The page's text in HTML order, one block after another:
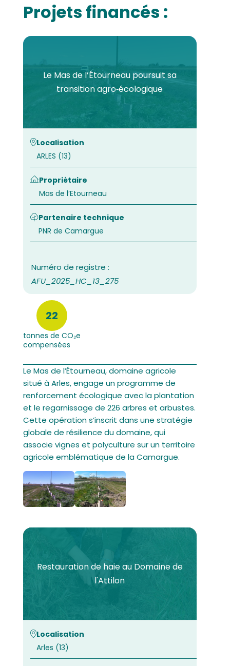
Projets financés :
Le Mas de l’Étourneau poursuit sa
transition agro‑écologique
Localisation
ARLES (13)
Propriétaire
Mas de l’Etourneau
Partenaire technique
PNR de Camargue
AFU_2025_HC_13_275
22
tonnes de CO₂e
compensées
Le Mas de l’Étourneau, domaine agricole
situé à Arles, engage un programme de
renforcement écologique avec la plantation
et le regarnissage de 226 arbres et arbustes.
Cette opération s’inscrit dans une stratégie
globale de résilience du domaine, qui
associe vignes et polyculture sur un territoire
agricole emblématique de la Camargue.
Restauration de haie au Domaine de
l'Attilon
Localisation
Arles (13)